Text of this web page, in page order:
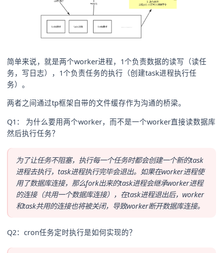
简单来说，就是两个worker进程，1个负责数据的读写（读任
务，写日志），1个负责任务的执行（创建task进程执行任
务）。
两者之间通过tp框架自带的文件缓存作为沟通的桥梁。
Q1： 为什么要用两个worker，而不是一个worker直接读数据库
然后执行任务？
为了让任务不阻塞，执行每一个任务时都会创建一个新的task
进程去执行，task进程执行完毕会退出。如果在worker进程使
用了数据库连接，那么fork出来的task进程会继承worker进程
的连接（共用一个数据库连接），在task进程退出后，worker
和task共用的连接也将被关闭，导致worker断开数据库连接。
Q2：cron任务定时执行是如何实现的？